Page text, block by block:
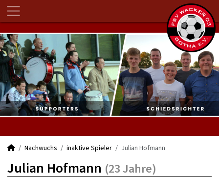
Nachwuchs inaktive Spieler Julian Hofmann
Julian Hofmann (23 Jahre)